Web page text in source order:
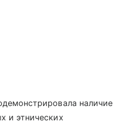
наличие
и этнических